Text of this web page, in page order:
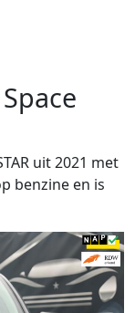
uit 2021 met
benzine en is